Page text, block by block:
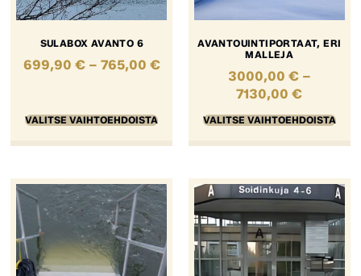
SULABOX AVANTO 6
699,90 € – 765,00 €
VALITSE VAIHTOEHDOISTA
AVANTOUINTIPORTAAT, ERI
MALLEJA
3000,00 € –
7130,00€
VALITSE VAIHTOEHDOISTA